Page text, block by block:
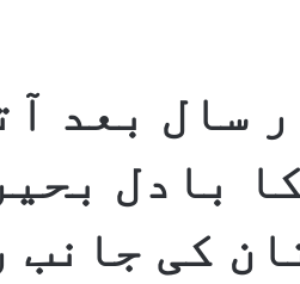
میں 12 ہزار سال
بادل
کی جانب